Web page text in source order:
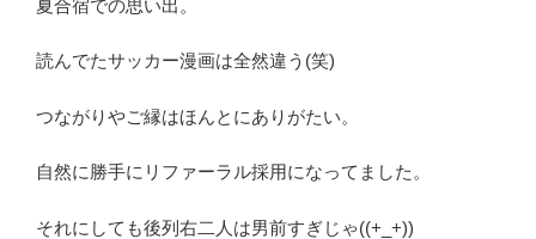
夏合宿での思い出。
読んでたサッカー漫画は全然違う(笑)
つながりやご縁はほんとにありがたい。
自然に勝手にリファーラル採用になってました。
それにしても後列右二人は男前すぎじゃ((+_+))